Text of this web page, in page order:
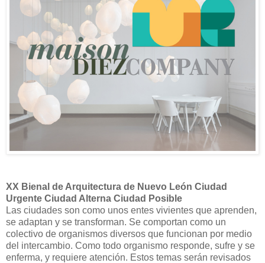
XX Bienal de Arquitectura de Nuevo León Ciudad
Urgente Ciudad Alterna Ciudad Posible
Las ciudades son como unos entes vivientes que aprenden,
se adaptan y se transforman. Se comportan como un
colectivo de organismos diversos que funcionan por medio
del intercambio. Como todo organismo responde, sufre y se
enferma, y requiere atención. Estos temas serán revisados